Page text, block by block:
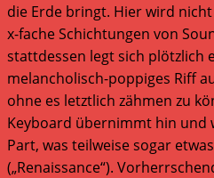
die Erde bringt. Hier wird
x-fache Schichtungen von
stattdessen legt sich plötzlich
melancholisch-poppiges Riff
ohne es letztlich zähmen zu
Keyboard übernimmt hin und
Part, was teilweise sogar
(„Renaissance“).